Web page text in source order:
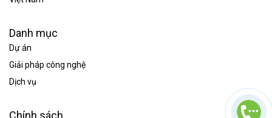
Danh mục
Dự án
Giải pháp công nghệ
Dịch vụ